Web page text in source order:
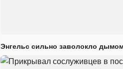
Энгельс сильно заволокло